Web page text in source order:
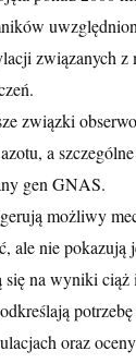
związanych z
związki
a
gen GNAS.
możliwy
ale nie pokazują
się na wyniki
oraz